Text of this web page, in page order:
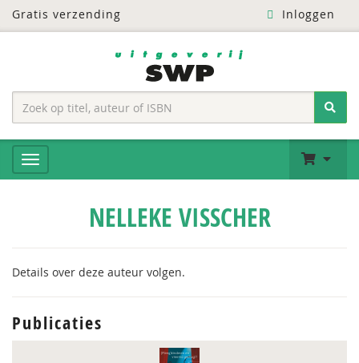
Gratis verzending Inloggen
NELLEKE VISSCHER
Details over deze auteur volgen.
Publicaties